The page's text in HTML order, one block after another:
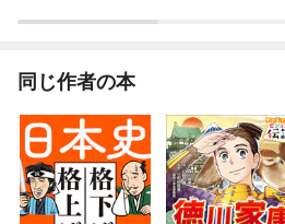
同じ作者の本